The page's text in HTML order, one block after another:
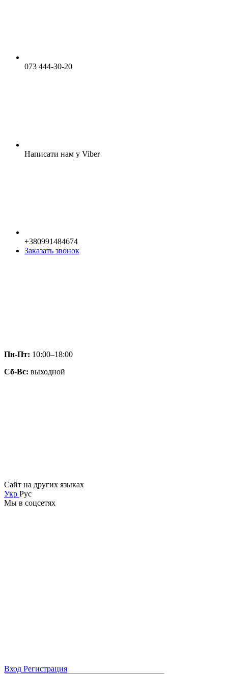
073 444-30-20
Написати нам у Viber
+380991484674
Заказать звонок
Пн-Пт: 10:00–18:00
Сб-Вс: выходной
Сайт на других языках
Укр Рус
Мы в соцсетях
Вход Регистрация